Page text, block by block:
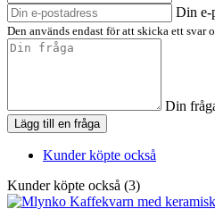
Din e-
Den används endast för att skicka ett svar
Din
Lägg till en fråga
Kunder köpte också
Kunder köpte också (3)